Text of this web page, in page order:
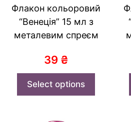
Флакон кольоровий
“Венеція” 15 мл з
металевим спреєм
39 ₴
Select options